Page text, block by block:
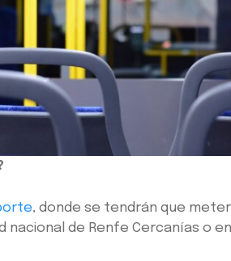
, donde se tendrán que
de Renfe Cercanías o